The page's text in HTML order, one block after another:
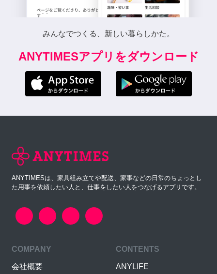
みんなでつくる、新しい暮らしかた。
ANYTIMESアプリをダウンロード
ANYTIMESは、家具組み立てや配送、家事などの日常のちょっとし
た用事を依頼したい人と、仕事をしたい人をつなげるアプリです。
COMPANY
会社概要
CONTENTS
ANYLIFE